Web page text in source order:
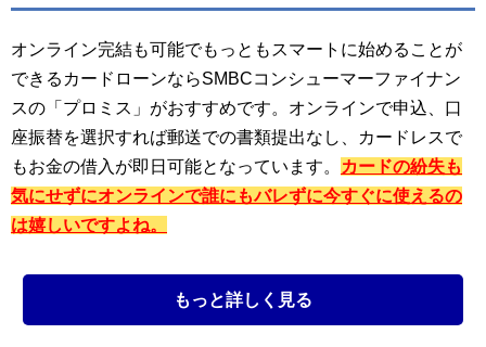
オンライン完結も可能でもっともスマートに始めることが
できるカードローンならSMBCコンシューマーファイナン
スの「プロミス」がおすすめです。オンラインで申込、口
座振替を選択すれば郵送での書類提出なし、カードレスで
もお金の借入が即日可能となっています。
カードの紛失も
気にせずにオンラインで誰にもバレずに今すぐに使えるの
は嬉しいですよね。
もっと詳しく見る